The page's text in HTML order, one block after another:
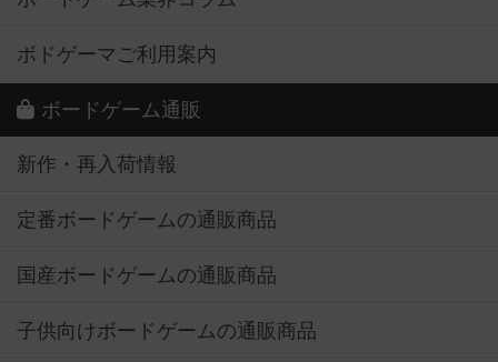
ボドゲーマご利用案内
ボードゲーム通販
新作・再入荷情報
定番ボードゲームの通販商品
国産ボードゲームの通販商品
子供向けボードゲームの通販商品